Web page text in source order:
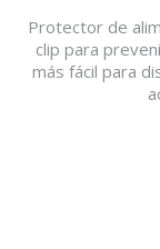
Protector de
clip para
más fácil para